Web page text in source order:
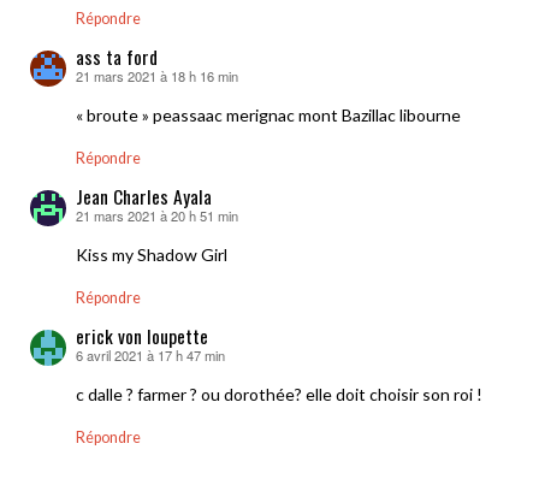
Répondre
ass ta ford
dit :
21 mars 2021 à 18 h 16 min
« broute » peassaac merignac mont Bazillac libourne
Répondre
Jean Charles Ayala
dit :
21 mars 2021 à 20 h 51 min
Kiss my Shadow Girl
Répondre
erick von loupette
dit :
6 avril 2021 à 17 h 47 min
c dalle ? farmer ? ou dorothée? elle doit choisir son roi !
Répondre